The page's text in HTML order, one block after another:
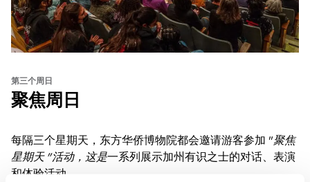
第三个周日
聚焦周日
每隔三个星期天，东方华侨博物院都会邀请游客参加 "聚焦
星期天 "活动，这是一系列展示加州有识之士的对话、表演
和体验活动。